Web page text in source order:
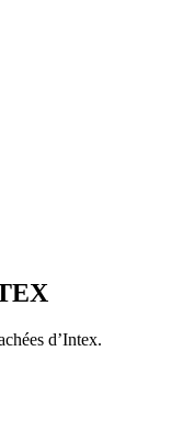
d’Intex.